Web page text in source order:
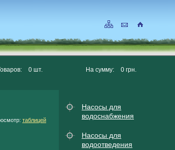
0шт. На сумму: 0грн.
Насосы для
водоснабжения
Насосы для
водоотведения
таблицей